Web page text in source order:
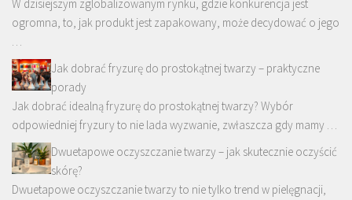
W dzisiejszym zglobalizowanym rynku, gdzie konkurencja jest
ogromna, to, jak produkt jest zapakowany, może decydować o jego
…
Jak dobrać fryzurę do prostokątnej twarzy – praktyczne
porady
Jak dobrać idealną fryzurę do prostokątnej twarzy? Wybór
odpowiedniej fryzury to nie lada wyzwanie, zwłaszcza gdy mamy …
Dwuetapowe oczyszczanie twarzy – jak skutecznie oczyścić
skórę?
Dwuetapowe oczyszczanie twarzy to nie tylko trend w pielęgnacji,